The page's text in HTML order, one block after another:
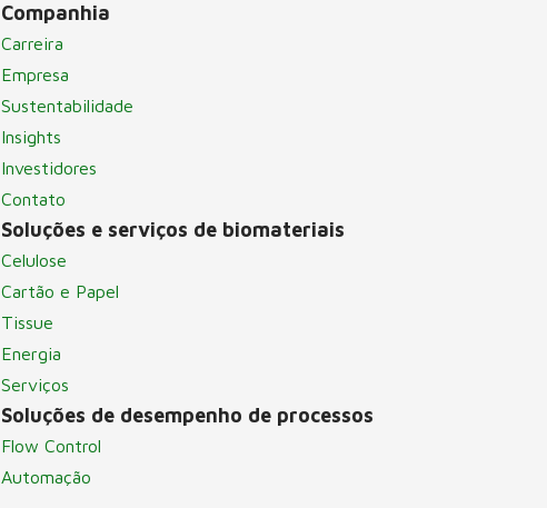
Companhia
Carreira
Empresa
Sustentabilidade
Insights
Investidores
Contato
Soluções e serviços de biomateriais
Celulose
Cartão e Papel
Tissue
Energia
Serviços
Soluções de desempenho de processos
Flow Control
Automação